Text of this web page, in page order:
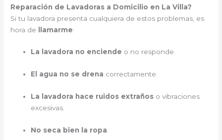
Reparación de Lavadoras a Domicilio en La Villa?
Si tu lavadora presenta cualquiera de estos problemas, es
hora de llamarme:
La lavadora no enciende o no responde.
El agua no se drena correctamente.
La lavadora hace ruidos extraños o vibraciones
excesivas.
No seca bien la ropa